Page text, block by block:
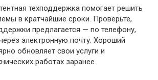
техподдержка помогает решить
в кратчайшие сроки. Проверьте,
предлагается — по телефону,
электронную почту. Хороший
обновляет свои услуги и
работах заранее.